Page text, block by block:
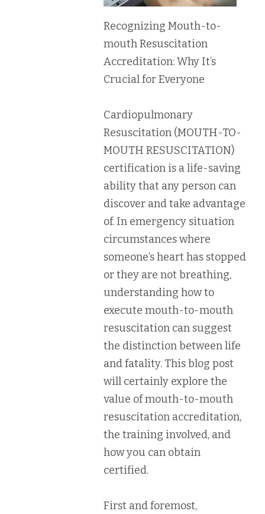
Recognizing Mouth-to-
mouth Resuscitation
Accreditation: Why It’s
Crucial for Everyone
Cardiopulmonary
Resuscitation (MOUTH-TO-
MOUTH RESUSCITATION)
certification is a life-saving
ability that any person can
discover and take advantage
of. In emergency situation
circumstances where
someone’s heart has stopped
or they are not breathing,
understanding how to
execute mouth-to-mouth
resuscitation can suggest
the distinction between life
and fatality. This blog post
will certainly explore the
value of mouth-to-mouth
resuscitation accreditation,
the training involved, and
how you can obtain
certified.
First and foremost,